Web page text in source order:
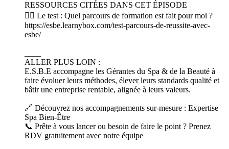
RESSOURCES CITÉES DANS CET ÉPISODE
👉🏻 Le test : Quel parcours de formation est fait pour moi ?
https://esbe.learnybox.com/test-parcours-de-reussite-avec-
esbe/
ALLER PLUS LOIN :
E.S.B.E accompagne les Gérantes du Spa & de la Beauté à
faire évoluer leurs méthodes, élever leurs standards qualité et
bâtir une entreprise rentable, alignée à leurs valeurs.
🔗 Découvrez nos accompagnements sur-mesure : Expertise
Spa Bien-Être
📞 Prête à vous lancer ou besoin de faire le point ? Prenez
RDV gratuitement avec notre équipe